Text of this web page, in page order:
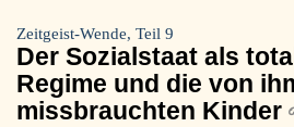
Zeitgeist-Wende, Teil 9
Der Sozialstaat als
Regime und die von
missbrauchten Kinder